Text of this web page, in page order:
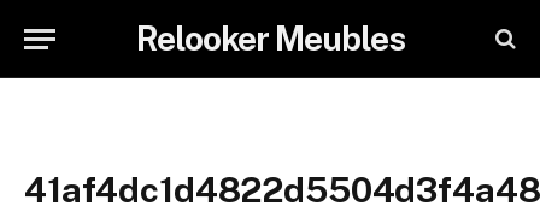
Relooker Meubles